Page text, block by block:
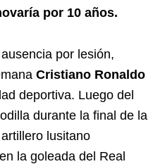
por 10 años.
por lesión,
Cristiano Ronaldo
deportiva. Luego del
durante la final de la
lusitano
la goleada del Real